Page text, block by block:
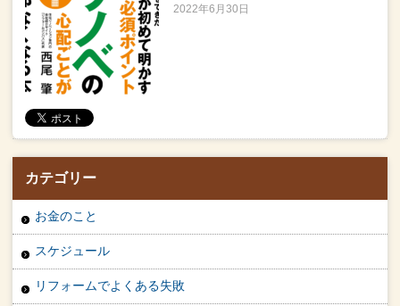
2022年6月30日
カテゴリー
お金のこと
スケジュール
リフォームでよくある失敗